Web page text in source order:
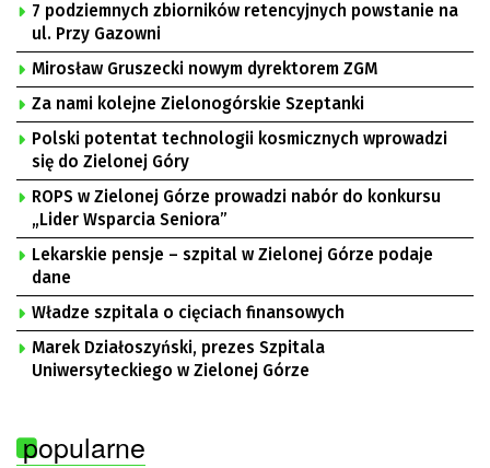
7 podziemnych zbiorników retencyjnych powstanie na
ul. Przy Gazowni
Mirosław Gruszecki nowym dyrektorem ZGM
Za nami kolejne Zielonogórskie Szeptanki
Polski potentat technologii kosmicznych wprowadzi
się do Zielonej Góry
ROPS w Zielonej Górze prowadzi nabór do konkursu
„Lider Wsparcia Seniora”
Lekarskie pensje – szpital w Zielonej Górze podaje
dane
Władze szpitala o cięciach finansowych
Marek Działoszyński, prezes Szpitala
Uniwersyteckiego w Zielonej Górze
popularne